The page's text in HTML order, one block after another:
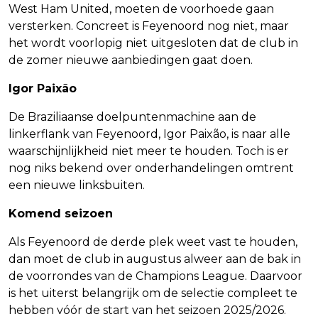
West Ham United, moeten de voorhoede gaan
versterken. Concreet is Feyenoord nog niet, maar
het wordt voorlopig niet uitgesloten dat de club in
de zomer nieuwe aanbiedingen gaat doen.
Igor Paixão
De Braziliaanse doelpuntenmachine aan de
linkerflank van Feyenoord, Igor Paixão, is naar alle
waarschijnlijkheid niet meer te houden. Toch is er
nog niks bekend over onderhandelingen omtrent
een nieuwe linksbuiten.
Komend seizoen
Als Feyenoord de derde plek weet vast te houden,
dan moet de club in augustus alweer aan de bak in
de voorrondes van de Champions League. Daarvoor
is het uiterst belangrijk om de selectie compleet te
hebben vóór de start van het seizoen 2025/2026.